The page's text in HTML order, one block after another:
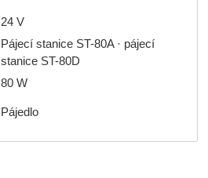
24 V
Pájecí stanice ST-80A · pájecí
stanice ST-80D
80 W
Pájedlo